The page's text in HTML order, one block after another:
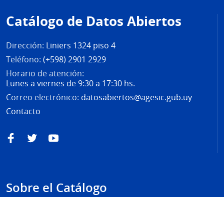
de
página
Catálogo de Datos Abiertos
Dirección: Liniers 1324 piso 4
Teléfono: (+598) 2901 2929
Horario de atención:
Lunes a viernes de 9:30 a 17:30 hs.
Correo electrónico: datosabiertos@agesic.gub.uy
Contacto
FacebookTwitterYouTube
Sobre el Catálogo